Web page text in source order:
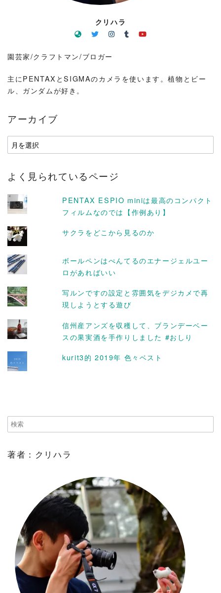
クリハラ
園芸家/クラフトマン/ブロガー
主にPENTAXとSIGMAのカメラを使います。植物とビー
ル、ガンダムが好き。
アーカイブ
ア
ー
イ
よく見られているページ
PENTAX ESPIO miniは最高のコンパクト
フィルムなのでは【作例あり】
サクラをどこから見るのか
ボールペンはぺんてるのエナージェルユー
ロがあればいい
写ルンですの設定と雰囲気をデジカメで再
現しようとする遊び
信州産アンズを収穫して、ブランデーベー
スの果実酒を手作りしました #おしり
kurit3的 2019年 色々ベスト
著者：クリハラ